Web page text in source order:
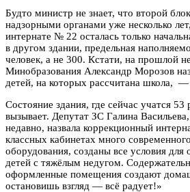
Будто министр не знает, что второй
надзорными органами уже несколько
интернате № 22 осталась только
в другом здании, предельная
человек, а не 300. Кстати, на прошлой
Минобразования Александр Морозов
детей, на которых рассчитана школа,
Состояние здания, где сейчас учатся 53
вызывает. Депутат ЗС Галина
недавно, назвала коррекционный
классных кабинетах много
оборудования, созданы все условия для
детей с тяжёлым недугом.
оформленные помещения создают
остановишь взгляд — всё радует!»